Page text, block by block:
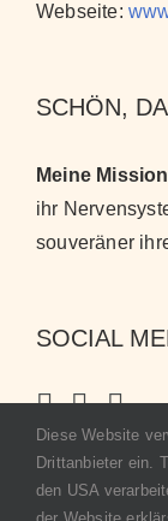
Webseite:
SCHÖN,
Meine Mission
ihr
souveräner
SOCIAL
Diese Website
Drittanbieter ein.
den USA